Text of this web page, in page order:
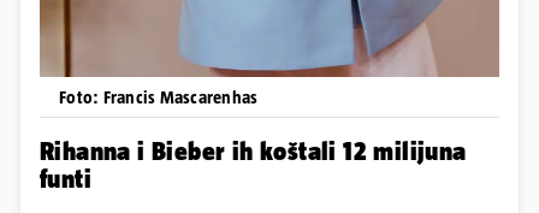
Foto: Francis Mascarenhas
Rihanna i Bieber ih koštali 12 milijuna
funti